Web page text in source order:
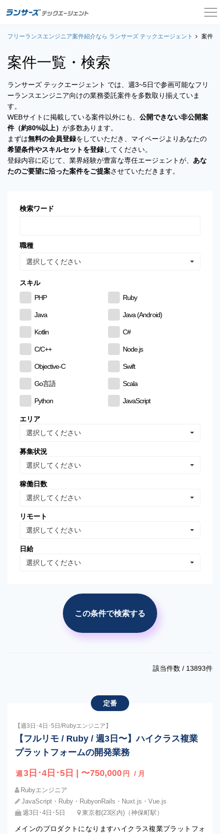
案件一覧
お役立ちコンテンツ
よくある質問
ログイン
会員登録
フリーランスエンジニア案件紹介なら ランサーズ テックエージェント 案件
案件一覧・検索
ランサーズ テックエージェント では、週3~5日で参画可能なフリ
ーランスエンジニア向けの業務委託案件を多数取り揃えていま
す。
WEBサイトに掲載している案件以外にも、 公開できない非公開案
件（約80%以上） が多数あります。
まずは無料の会員登録をしていただき、マイページよりあなたの
希望条件やスキルセットを登録してください。
登録内容に応じて、業界経験が豊富な専任エージェントが、 あな
たのご要望に沿った案件をご提案させていただきます。
検索ワード
職種
選択してください
スキル
PHP
Ruby
Java Java (Android)
Kotlin C#
C/C++ Node.js
Objective-C Swift
Go言語 Scala
Python JavaScript
CSS
MySQL
Oracle Database
Linux
VB.NET
WordPress
市場調査・分析 競合調査・分析
エリア
選択してください
募集状況
選択してください
稼働日数
選択してください
リモート
選択してください
日給
選択してください
この条件で検索する
該当件数 / 13893件
定番
【週3日･4日･5日/Rubyエンジニア】
【フルリモ / Ruby / 週3日〜】ハイクラス複業
プラットフォームの開発業務
週 3日･4日･5日 | 〜750,000 円 / 月
Rubyエンジニア
JavaScript・Ruby・RubyonRails・Nuxt.js・Vue.js
週3日･4日･5日
東京都(23区内)（神保町駅）
メインのプロダクトになりますハイクラス複業プラットフォ